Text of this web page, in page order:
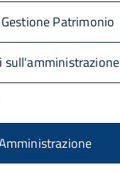
Patrimonio
sull'amministrazione